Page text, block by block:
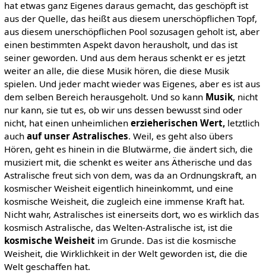
hat etwas ganz Eigenes daraus gemacht, das geschöpft ist
aus der Quelle, das heißt aus diesem unerschöpflichen Topf,
aus diesem unerschöpflichen Pool sozusagen geholt ist, aber
einen bestimmten Aspekt davon herausholt, und das ist
seiner geworden. Und aus dem heraus schenkt er es jetzt
weiter an alle, die diese Musik hören, die diese Musik
spielen. Und jeder macht wieder was Eigenes, aber es ist aus
dem selben Bereich herausgeholt. Und so kann Musik, nicht
nur kann, sie tut es, ob wir uns dessen bewusst sind oder
nicht, hat einen unheimlichen erzieherischen Wert,letztlich
auch auf unser Astralisches. Weil, es geht also übers
Hören, geht es hinein in die Blutwärme, die ändert sich, die
musiziert mit, die schenkt es weiter ans Ätherische und das
Astralische freut sich von dem, was da an Ordnungskraft, an
kosmischer Weisheit eigentlich hineinkommt, und eine
kosmische Weisheit, die zugleich eine immense Kraft hat.
Nicht wahr, Astralisches ist einerseits dort, wo es wirklich das
kosmisch Astralische, das Welten-Astralische ist, ist die
kosmische Weisheitim Grunde. Das ist die kosmische
Weisheit, die Wirklichkeit in der Welt geworden ist, die die
Welt geschaffen hat.